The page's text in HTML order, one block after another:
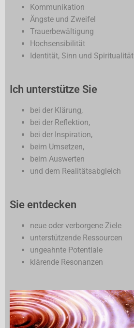
Workshops Vorträge Seminare
Aktiv-Coaching
Team-Coaching
Termine
Kommunikation
Ängste und Zweifel
Trauerbewältigung
Hochsensibilität
Identität, Sinn und Spiritualität
Ich unterstütze Sie
bei der Klärung,
bei der Reflektion,
bei der Inspiration,
beim Umsetzen,
beim Auswerten
und dem Realitätsabgleich
Sie entdecken
neue oder verborgene Ziele
unterstützende Ressourcen
ungeahnte Potentiale
klärende Resonanzen